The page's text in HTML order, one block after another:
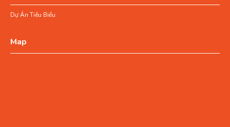
Dự Án Tiêu Biểu
Map